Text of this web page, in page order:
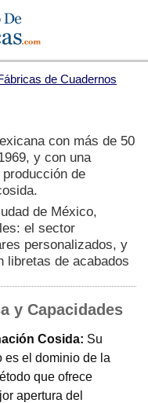
de Cuadernos
con más de 50
y con una
de
de México,
el sector
personalizados, y
libretas de acabados
y Capacidades
Cosida: Su
es el dominio de la
que ofrece
apertura del